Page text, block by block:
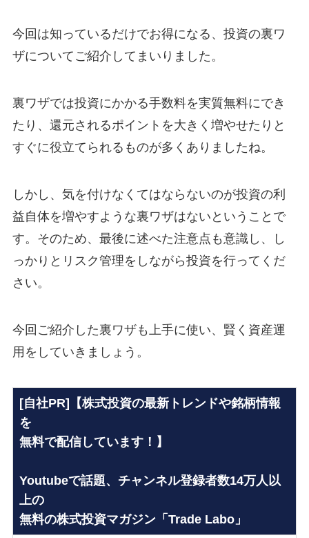
今回は知っているだけでお得になる、投資の裏ワ
ザについてご紹介してまいりました。
裏ワザでは投資にかかる手数料を実質無料にでき
たり、還元されるポイントを大きく増やせたりと
すぐに役立てられるものが多くありましたね。
しかし、気を付けなくてはならないのが投資の利
益自体を増やすような裏ワザはないということで
す。そのため、最後に述べた注意点も意識し、し
っかりとリスク管理をしながら投資を行ってくだ
さい。
今回ご紹介した裏ワザも上手に使い、賢く資産運
用をしていきましょう。
[自社PR]【株式投資の最新トレンドや銘柄情報
を
無料で配信しています！】
Youtubeで話題、チャンネル登録者数14万人以
上の
無料の株式投資マガジン「Trade Labo」